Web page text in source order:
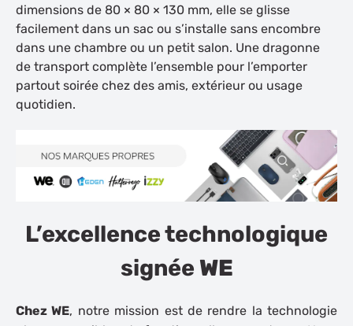
dimensions de 80 × 80 × 130 mm, elle se glisse
facilement dans un sac ou s’installe sans encombre
dans une chambre ou un petit salon. Une dragonne
de transport complète l’ensemble pour l’emporter
partout soirée chez des amis, extérieur ou usage
quotidien.
L’excellence technologique
signée WE
Chez WE, notre mission est de rendre la technologie